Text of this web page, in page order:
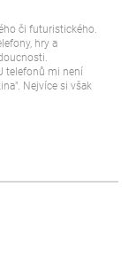
či futuristického.
hry a
telefonů mi není
Nejvíce si však